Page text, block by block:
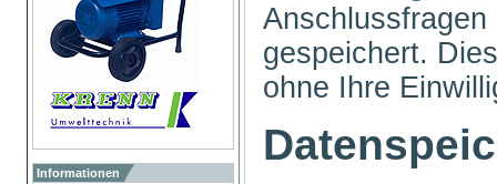
Informationen
gespeichert.
ohne Ihre